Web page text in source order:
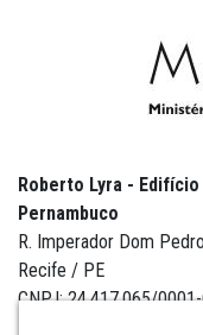
Roberto Lyra -
Pernambuco
R. Imperador Dom
Recife / PE
CNPJ: 24.417.065/